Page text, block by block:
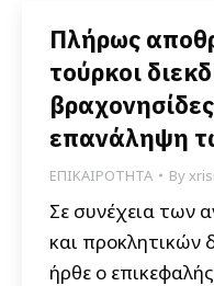
Πλήρως
τούρκοι
επανάληψη
ΕΠΙΚΑΙΡΟΤΗΤΑ By
Σε συνέχεια των
και προκλητικών
ήρθε ο